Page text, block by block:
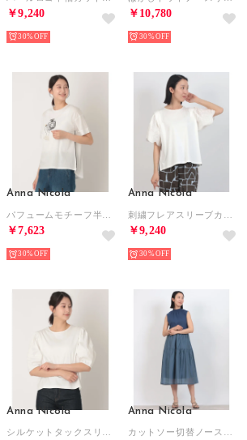
￥9,240
30%
￥10,780
30%
Anna Nicola
￥7,623
30%
Anna Nicola
￥9,240
30%
Anna Nicola Anna Nicola